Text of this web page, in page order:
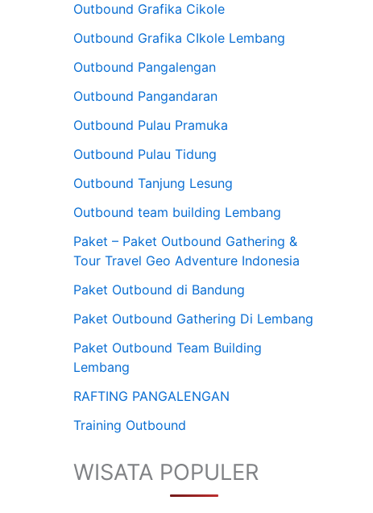
Outbound Grafika Cikole
Outbound Grafika CIkole Lembang
Outbound Pangalengan
Outbound Pangandaran
Outbound Pulau Pramuka
Outbound Pulau Tidung
Outbound Tanjung Lesung
Outbound team building Lembang
Paket – Paket Outbound Gathering &
Tour Travel Geo Adventure Indonesia
Paket Outbound di Bandung
Paket Outbound Gathering Di Lembang
Paket Outbound Team Building
Lembang
RAFTING PANGALENGAN
Training Outbound
WISATA POPULER